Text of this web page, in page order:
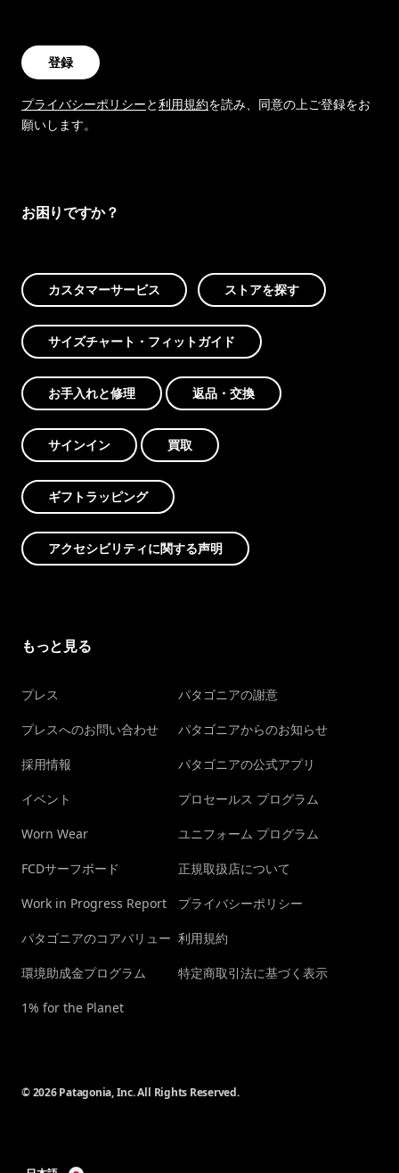
登録
プライバシーポリシーと利用規約を読み、同意の上ご登録をお
願いします。
お困りですか？
カスタマーサービス ストアを探す
サイズチャート・フィットガイド
お手入れと修理 返品・交換
サインイン 買取
ギフトラッピング
アクセシビリティに関する声明
もっと見る
プレス
プレスへのお問い合わせ
採用情報
イベント
Worn Wear
FCDサーフボード
Work in Progress Report
パタゴニアのコアバリュー
環境助成金プログラム
1% for the Planet
パタゴニアの謝意
パタゴニアからのお知らせ
パタゴニアの公式アプリ
プロセールス プログラム
ユニフォーム プログラム
正規取扱店について
プライバシーポリシー
利用規約
特定商取引法に基づく表示
© 2026 Patagonia, Inc. All Rights Reserved.